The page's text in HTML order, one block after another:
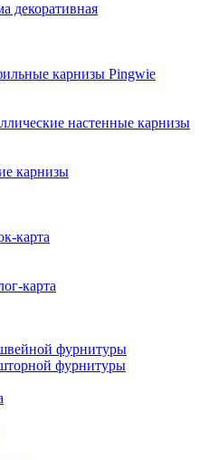
декоративная
карнизы Pingwie
настенные карнизы
карнизы
карта
карта
фурнитуры
фурнитуры